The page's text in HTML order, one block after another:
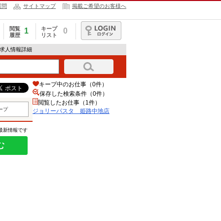
問 サイトマップ 掲載ご希望のお客様へ
閲覧
履歴
1
キープ
リスト
0
ログイン
人情報詳細
プ
新情報です
キープ中のお仕事（0件）
保存した検索条件（0件）
閲覧したお仕事（1件）
ジョリーパスタ 姫路中地店